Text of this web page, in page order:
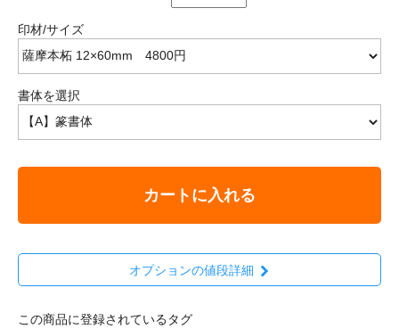
印材/サイズ
書体を選択
カートに入れる
オプションの値段詳細
この商品に登録されているタグ